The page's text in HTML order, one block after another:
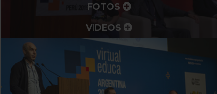
FOTOS
VIDEOS